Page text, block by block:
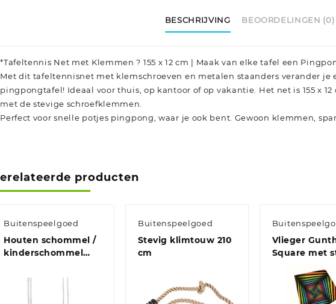
BESCHRIJVING BEOORDELINGEN (0)
*Tafeltennis Net met Klemmen ? 155 x 12 cm | Maak van elke tafel een
Met dit tafeltennisnet met klemschroeven en metalen staanders verander je
pingpongtafel! Ideaal voor thuis, op kantoor of op vakantie. Het net is 155 x
met de stevige schroefklemmen.
Perfect voor snelle potjes pingpong, waar je ook bent. Gewoon klemmen,
producten
Buitenspeelgoed
Houten schommel /
kinderschommel
Buitenspeelgoed
Stevig klimtouw 210
cm
Vlieger
Square met
70 x 70 cm